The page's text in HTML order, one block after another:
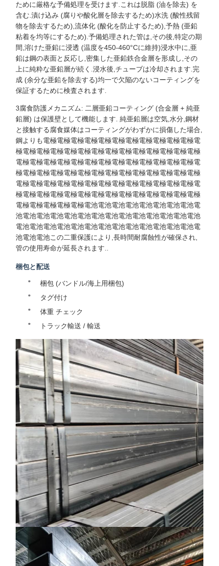
ために厳格な予備処理を受けます.これは脱脂 (油を除去) を
含む.漬け込み (腐りや酸化層を除去するため)水洗 (酸性残留
物を除去するため),流体化 (酸化を防止するため),予熱 (亜鉛
粘着を均等にするため).予備処理された管は,その後,特定の期
間,溶けた亜鉛に浸透 (温度を450-460°Cに維持)浸水中に,亜
鉛は鋼の表面と反応し,密集した亜鉛鉄合金層を形成し,その
上に純粋な亜鉛層が続く.浸水後,チューブは冷却されます.完
成 (余分な亜鉛を除去する)均一で欠陥のないコーティングを
保証するために検査されます.
3腐食防護メカニズム: 二層亜鉛コーティング (合金層 + 純亜
鉛層) は保護壁として機能します. 純亜鉛層は空気,水分,鋼材
と接触する腐食媒体はコーティングがわずかに損傷した場合,
鋼よりも電極電極電極電極電極電極電極電極電極電極電極電
極電極電極電極電極電極電極電極電極電極電極電極電極電極
電極電極電極電極電極電極電極電極電極電極電極電極電極電
極電極電極電極電極電極電極電極電極電極電極電極電極電極
電極電極電極電極電極電極電極電極電極電極電極電極電極電
極電極電極電極電極電極電極電極電極電極電極電極電極電極
電極電極電極電極電極電池電池電池電池電池電池電池電池電
池電池電池電池電池電池電池電池電池電池電池電池電池電池
電池電池電池電池電池電池電池電池電池電池電池電池電池電
池電池電池この二重保護により,長時間耐腐蝕性が確保され,
管の使用寿命が延長されます..
梱包と配送
梱包 (バンドル/海上用梱包)
タグ付け
体重 チェック
トラック輸送 / 輸送